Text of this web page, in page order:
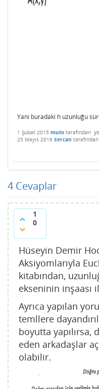
Yani buradaki h uzunluğu
1 Şubat 2015 muto tarafından
25 Mayıs 2016 Sercan tarafından
4 Cevaplar
1
0
Hüseyin Demir
Aksiyomlarıyla
kitabından,
ekseninin inşaası
Ayrıca yapılan
temllere
boyutta yapılırsa,
eden arkadaşlar
olabilir.